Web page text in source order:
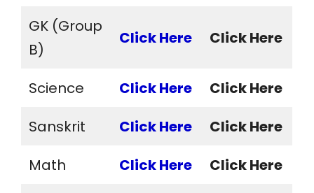
GK (Group
B)
Click Here Click Here
Science Click Here
Click Here
Sanskrit
Click Here
Click Here
Math
Click Here
Click Here